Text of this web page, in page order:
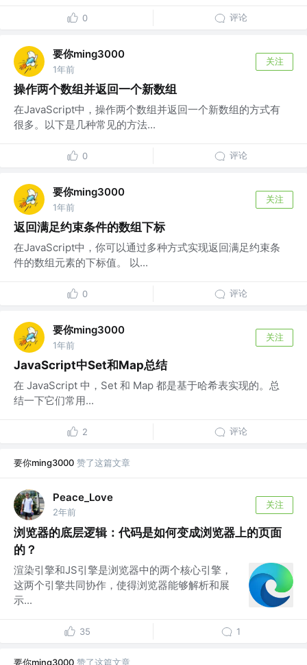
0 评论
要你ming3000
1年前
关注
操作两个数组并返回一个新数组
在JavaScript中，操作两个数组并返回一个新数组的方式有
很多。以下是几种常见的方法...
0 评论
要你ming3000
1年前
关注
返回满足约束条件的数组下标
在JavaScript中，你可以通过多种方式实现返回满足约束条
件的数组元素的下标值。 以...
0 评论
要你ming3000
1年前
关注
JavaScript中Set和Map总结
在 JavaScript 中，Set 和 Map 都是基于哈希表实现的。总
结一下它们常用...
2 评论
要你ming3000 赞了这篇文章
Peace_Love
2年前
关注
浏览器的底层逻辑：代码是如何变成浏览器上的页面
的？
渲染引擎和JS引擎是浏览器中的两个核心引擎，
这两个引擎共同协作，使得浏览器能够解析和展
示...
35 1
要你ming3000 赞了这篇文章